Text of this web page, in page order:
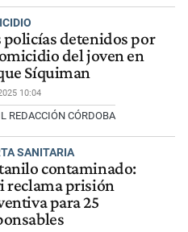
policías detenidos por
del joven en
Síquiman
10:04
REDACCIÓN CÓRDOBA
SANITARIA
contaminado:
reclama prisión
para 25